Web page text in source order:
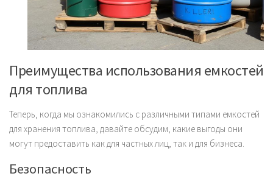
Преимущества использования емкостей
для топлива
Теперь, когда мы ознакомились с различными типами емкостей
для хранения топлива, давайте обсудим, какие выгоды они
могут предоставить как для частных лиц, так и для бизнеса.
Безопасность